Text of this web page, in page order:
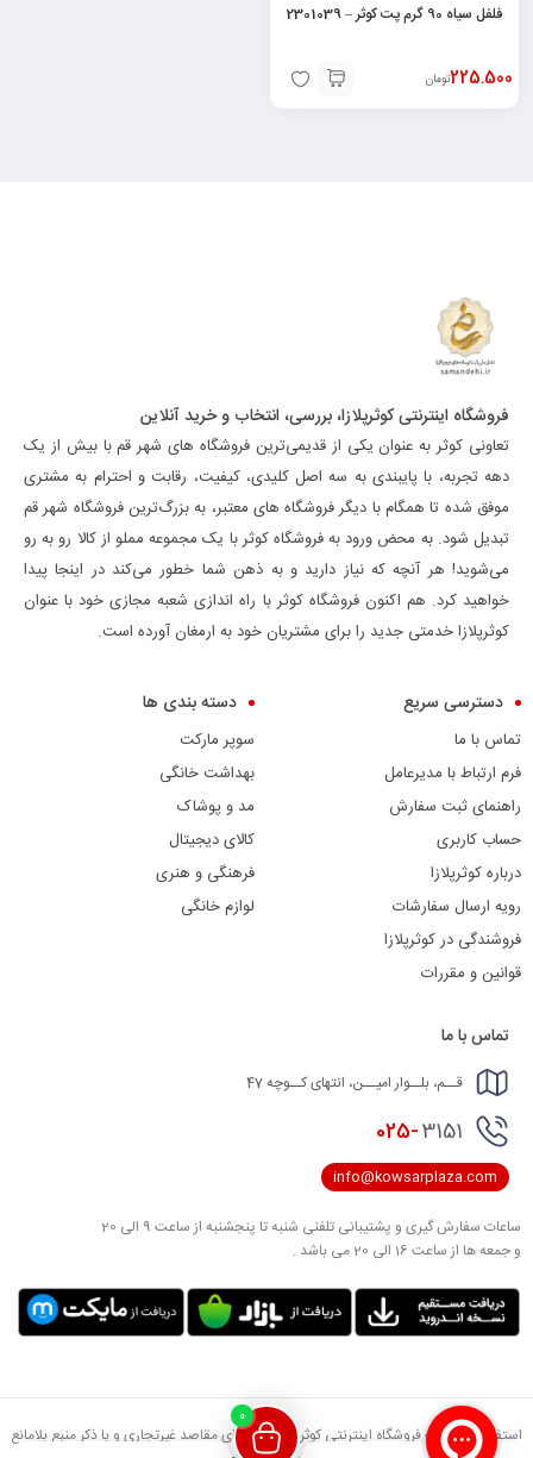
فلفل سیاه 90 گرم پت کوثر – 2301039
225.500تومان
0
فروشگاه اینترنتی کوثرپلازا، بررسی، انتخاب و خرید آنلاین
تعاونی کوثر به عنوان یکی از قدیمی‌ترین فروشگاه های شهر قم با بیش از یک
دهه تجربه، با پایبندی به سه اصل کلیدی، کیفیت، رقابت و احترام به مشتری
موفق شده تا همگام با دیگر فروشگاه های معتبر، به بزرگ‌ترین فروشگاه شهر قم
تبدیل شود. به محض ورود به فروشگاه کوثر با یک مجموعه مملو از کالا رو به رو
می‌شوید! هر آنچه که نیاز دارید و به ذهن شما خطور می‌کند در اینجا پیدا
خواهید کرد. هم اکنون فروشگاه کوثر با راه اندازی شعبه مجازی خود با عنوان
کوثرپلازا خدمتی جدید را برای مشتریان خود به ارمغان آورده است.
دسترسی سریع
تماس با ما
فرم ارتباط با مدیرعامل
راهنمای ثبت سفارش
حساب کاربری
درباره کوثرپلازا
رویه ارسال سفارشات
فروشندگی در کوثرپلازا
قوانین و مقررات
دسته بندی ها
سوپر مارکت
بهداشت خانگی
مد و پوشاک
کالای دیجیتال
فرهنگی و هنری
لوازم خانگی
تماس با ما
قــم، بلــوار امیــن، انتهای کــوچه 47
025-3151
info@kowsarplaza.com
ساعات سفارش گیری و پشتیبانی تلفنی شنبه تا پنجشنبه از ساعت 9 الی 20
و جمعه ها از ساعت 16 الی 20 می باشد .
استفاده از مطالب فروشگاه اینترنتی کوثرپلازا فقط برای مقاصد غیرتجاری و با ذکر منبع بلامانع